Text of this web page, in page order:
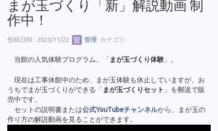
まが玉づくり「新」解説動画 制
作中！
投稿日時 : 2023/11/22 管理 カテゴリ:
当館の人気体験プログラム、「 まが玉づくり体験 」。
現在は工事休館中のため、まが玉体験も休止していますが、お
うちでまが玉づくりができる「 まが玉づくりセット 」を郵送で販
売中です。
セットの説明書または公式YouTubeチャンネルから、まが玉の
作り方の解説動画を見ることができます。